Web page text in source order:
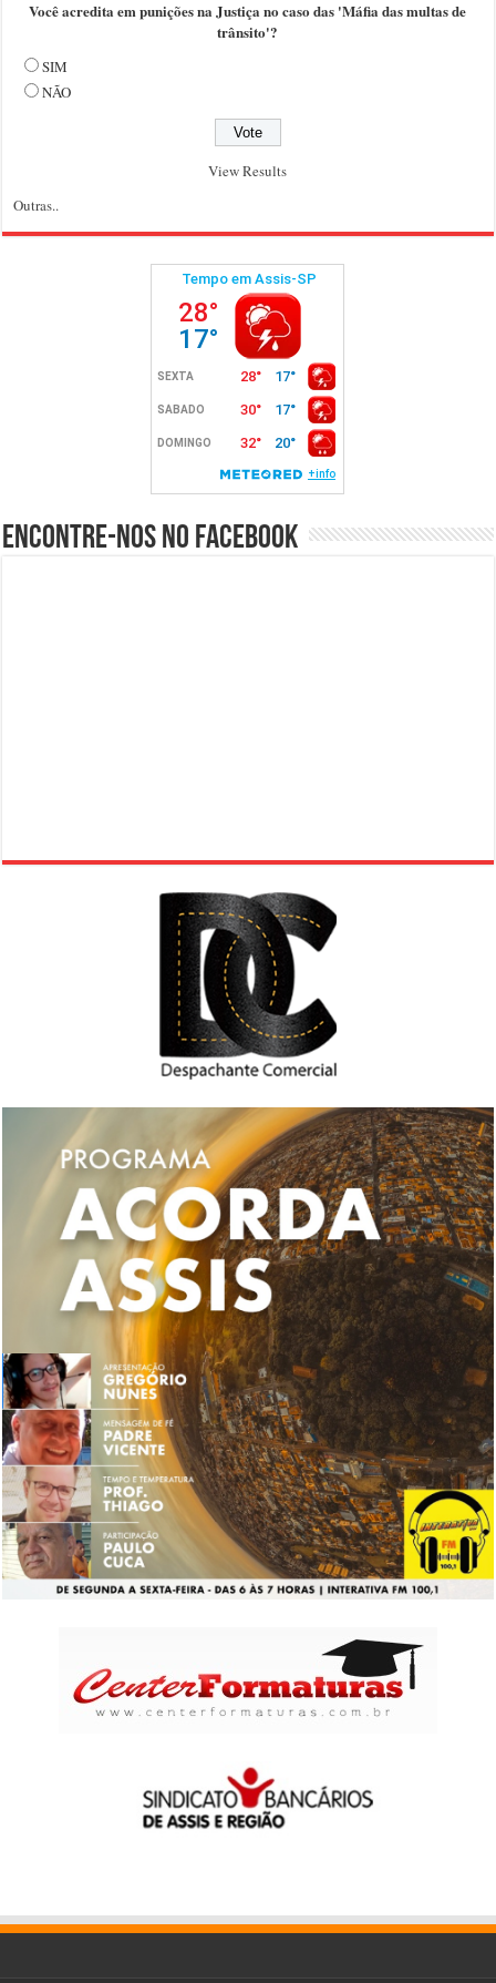
Você acredita em punições na Justiça no caso das 'Máfia das multas de
trânsito'?
SIM
NÃO
View Results
Outras..
Encontre-nos no Facebook